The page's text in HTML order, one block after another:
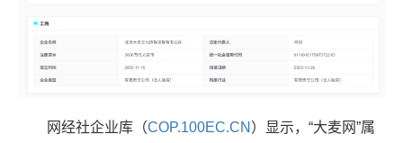
网经社企业库（COP.100EC.CN ）显示，“大麦网”属